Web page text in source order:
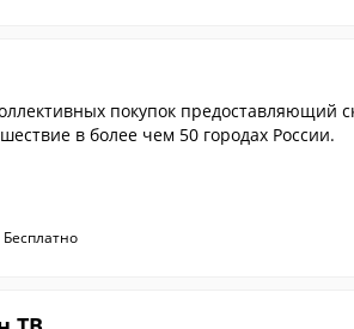
покупок предоставляющий
в более чем 50 городах России.
Бесплатно